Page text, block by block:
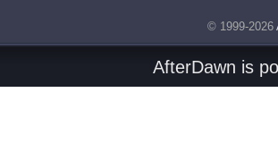
© 1999-2026
AfterDawn is